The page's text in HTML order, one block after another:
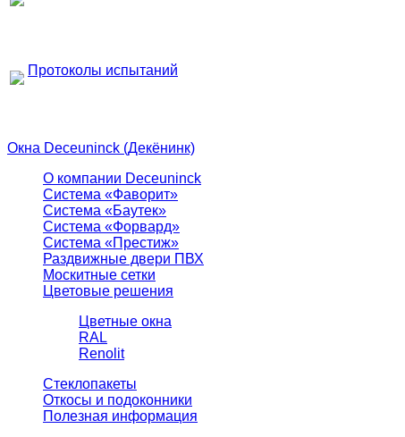
Протоколы испытаний
Окна Deceuninck (Декёнинк)
О компании Deceuninck
Система «Фаворит»
Система «Баутек»
Система «Форвард»
Система «Престиж»
Раздвижные двери ПВХ
Москитные сетки
Цветовые решения
Цветные окна
RAL
Renolit
Стеклопакеты
Откосы и подоконники
Полезная информация